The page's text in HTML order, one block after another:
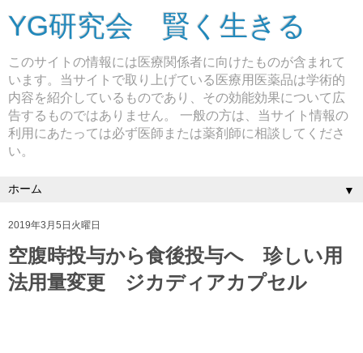
YG研究会 賢く生きる
このサイトの情報には医療関係者に向けたものが含まれて
います。当サイトで取り上げている医療用医薬品は学術的
内容を紹介しているものであり、その効能効果について広
告するものではありません。 一般の方は、当サイト情報の
利用にあたっては必ず医師または薬剤師に相談してくださ
い。
▼
2019年3月5日火曜日
空腹時投与から食後投与へ 珍しい用
法用量変更 ジカディアカプセル